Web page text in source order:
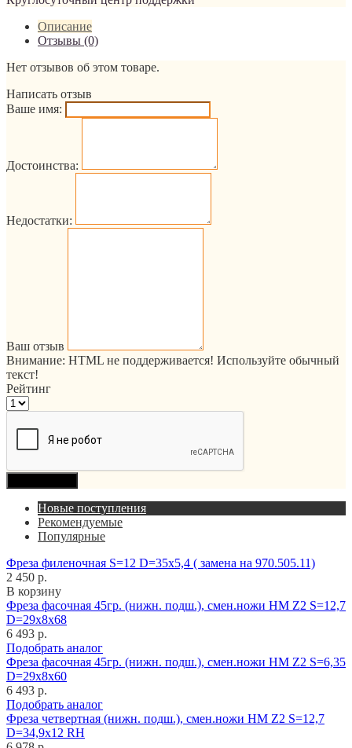
Описание
Отзывы (0)
Нет отзывов об этом товаре.
Написать отзыв
Ваше имя:
Достоинства:
Недостатки:
Ваш отзыв
Внимание: HTML не поддерживается! Используйте обычный
текст!
Рейтинг
Новые поступления
Рекомендуемые
Популярные
Фреза филеночная S=12 D=35x5,4 ( замена на 970.505.11)
2 450 р.
В корзину
Фреза фасочная 45гр. (нижн. подш.), смен.ножи HM Z2 S=12,7
D=29x8x68
6 493 р.
Подобрать аналог
Фреза фасочная 45гр. (нижн. подш.), смен.ножи HM Z2 S=6,35
D=29x8x60
6 493 р.
Подобрать аналог
Фреза четвертная (нижн. подш.), смен.ножи HM Z2 S=12,7
D=34,9x12 RH